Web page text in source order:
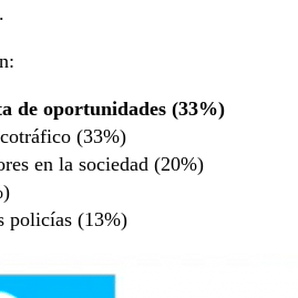
de oportunidades (33%)
(33%)
en la sociedad (20%)
policías (13%)